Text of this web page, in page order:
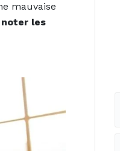
mauvaise
noter les